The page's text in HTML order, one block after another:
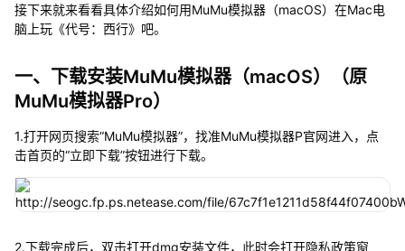
接下来就来看看具体介绍如何用MuMu模拟器（macOS）在Mac电
脑上玩《代号：西行》吧。
一、下载安装MuMu模拟器（macOS）（原
MuMu模拟器Pro）
1.打开网页搜索“MuMu模拟器”，找准MuMu模拟器P官网进入，点
击首页的“立即下载”按钮进行下载。
2.下载完成后，双击打开dmg安装文件，此时会打开隐私政策窗